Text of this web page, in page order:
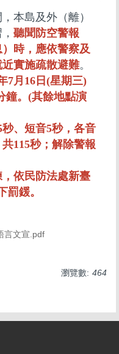
本島及外（離）
聽聞防空警報
）時，應依警察及
實施疏散避難。
7月16日(星期三)
鐘。(其餘地點演
、短音5秒，各音
115秒；解除警報
依民防法處新臺
罰鍰。
言文宣.pdf
瀏覽數: 464